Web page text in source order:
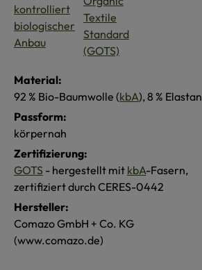
Material:
92 % Bio-Baumwolle (kbA), 8 % Elastan
Passform:
körpernah
Zertifizierung:
GOTS - hergestellt mit kbA-Fasern,
zertifiziert durch CERES-0442
Hersteller:
Comazo GmbH + Co. KG
(www.comazo.de)